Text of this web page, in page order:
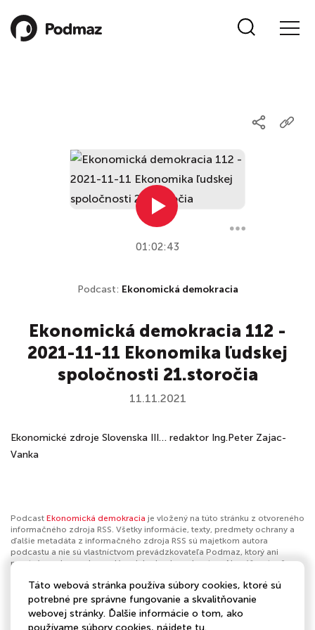
01:02:43
Podcast: Ekonomická demokracia
Ekonomická demokracia 112 -
2021-11-11 Ekonomika ľudskej
spoločnosti 21.storočia
11.11.2021
Ekonomické zdroje Slovenska III… redaktor Ing.Peter Zajac-
Vanka
Podcast Ekonomická demokracia je vložený na túto stránku z otvoreného
informačného zdroja RSS. Všetky informácie, texty, predmety ochrany a
ďalšie metadáta z informačného zdroja RSS sú majetkom autora
podcastu a nie sú vlastníctvom prevádzkovateľa Podmaz, ktorý ani
nevytvára ani nezodpovedá za ich obsah podcastov. Ak máš za to, že
nahlásiť obsah. Ak je toto tvoj podcast a chceš získať kontrolu nad týmto
profilomklikni sem.
Autor:Slobodný Vysiela?
Táto webová stránka používa súbory cookies, ktoré sú
potrebné pre správne fungovanie a skvalitňovanie
webovej stránky. Ďalšie informácie o tom, ako
používame súbory cookies, nájdete tu.